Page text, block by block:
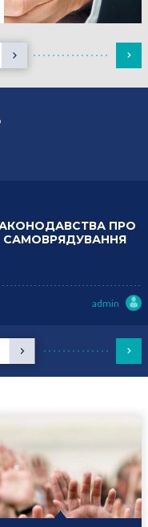
ПРО
САМОВРЯДУВАННЯ
admin